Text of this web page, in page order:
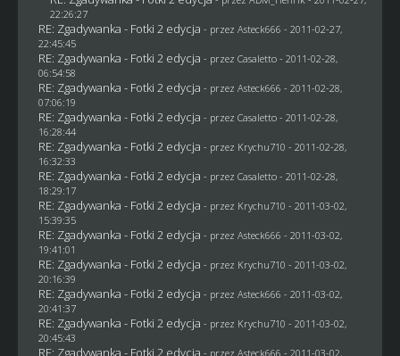
22:26:27
RE: Zgadywanka - Fotki 2 edycja - przez Asteck666 - 2011-02-27,
22:45:45
RE: Zgadywanka - Fotki 2 edycja - przez Casaletto- 2011-02-28,
06:54:58
RE: Zgadywanka - Fotki 2 edycja - przez Asteck666 - 2011-02-28,
07:06:19
RE: Zgadywanka - Fotki 2 edycja - przez Casaletto- 2011-02-28,
16:28:44
RE: Zgadywanka - Fotki 2 edycja - przez Krychu710 - 2011-02-28,
16:32:33
RE: Zgadywanka - Fotki 2 edycja - przez Casaletto- 2011-02-28,
18:29:17
RE: Zgadywanka - Fotki 2 edycja - przez Krychu710 - 2011-03-02,
15:39:35
RE: Zgadywanka - Fotki 2 edycja - przez Asteck666 - 2011-03-02,
19:41:01
RE: Zgadywanka - Fotki 2 edycja - przez Krychu710 - 2011-03-02,
20:16:39
RE: Zgadywanka - Fotki 2 edycja - przez Asteck666 - 2011-03-02,
20:41:37
RE: Zgadywanka - Fotki 2 edycja - przez Krychu710 - 2011-03-02,
20:45:43
RE: Zgadywanka - Fotki 2 edycja - przez Asteck666 - 2011-03-02,